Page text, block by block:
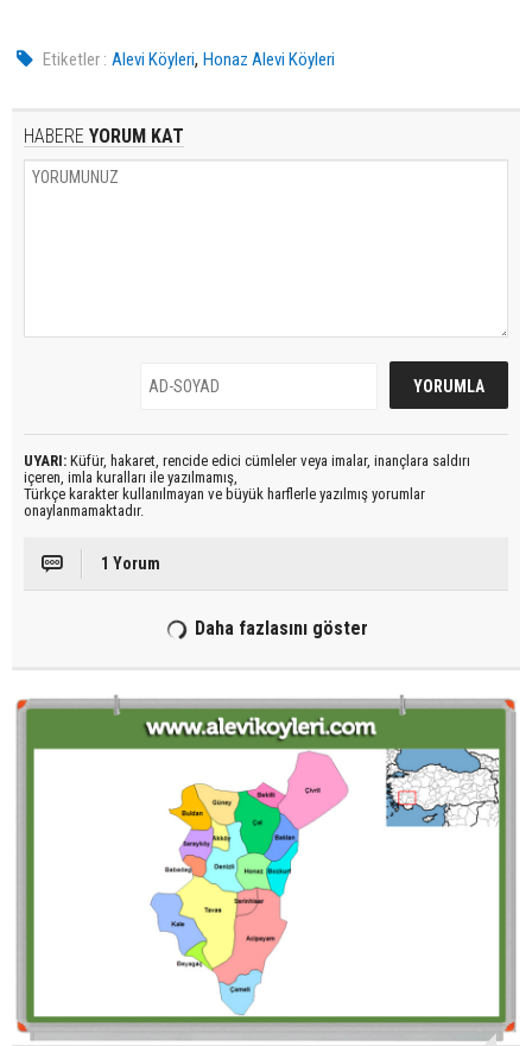
Etiketler : Alevi Köyleri,Honaz Alevi Köyleri
HABERE YORUM KAT
UYARI: Küfür, hakaret, rencide edici cümleler veya imalar, inançlara saldırı
içeren, imla kuralları ile yazılmamış,
Türkçe karakter kullanılmayan ve büyük harflerle yazılmış yorumlar
onaylanmamaktadır.
1 Yorum
Daha fazlasını göster